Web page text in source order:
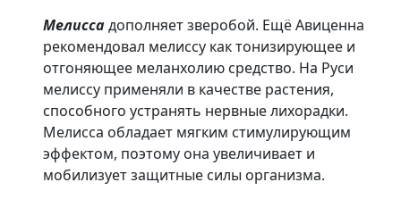
Мелиссадополняет зверобой. Ещё Авиценна
рекомендовал мелиссу как тонизирующее и
отгоняющее меланхолию средство. На Руси
мелиссу применяли в качестве растения,
способного устранять нервные лихорадки.
Мелисса обладает мягким стимулирующим
эффектом, поэтому она увеличивает и
мобилизует защитные силы организма.